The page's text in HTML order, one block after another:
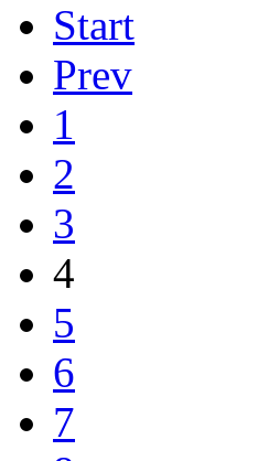
Start
Prev
1
2
3
4
5
6
7